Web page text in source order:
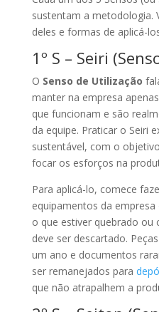
sustentam a metodologia.
deles e formas de aplicá-
1º S – Seiri
O Senso de Utilização
manter na empresa
que funcionam e são
da equipe. Praticar o Seiri
sustentável, com o
focar os esforços na
Para aplicá-lo, comece
equipamentos da
o que estiver quebrado
deve ser descartado.
um ano e documentos
ser remanejados para
que não atrapalhem a